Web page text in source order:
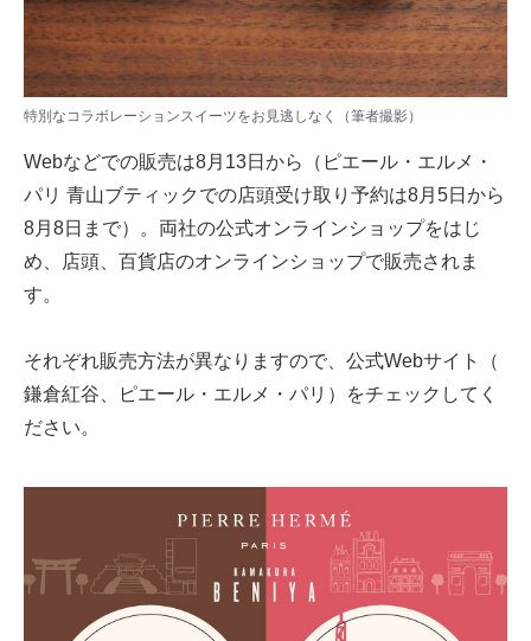
特別なコラボレーションスイーツをお見逃しなく（筆者撮影）
Webなどでの販売は8月13日から（ピエール・エルメ・
パリ ⻘⼭ブティックでの店頭受け取り予約は8月5日から
8月8日まで）。両社の公式オンラインショップをはじ
め、店頭、百貨店のオンラインショップで販売されま
す。
それぞれ販売方法が異なりますので、公式Webサイト（
鎌倉紅谷
ピエール・エルメ・パリ ）をチェックしてく
ださい。